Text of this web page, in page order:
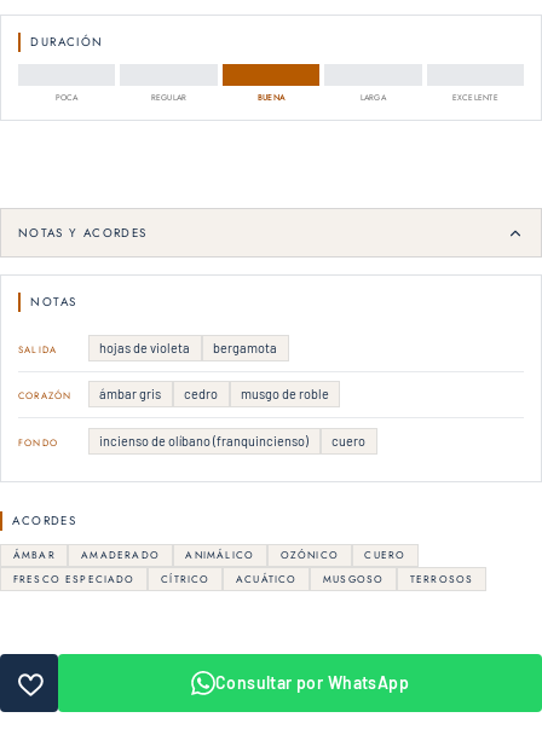
DURACIÓN
POCA REGULAR BUENA LARGA EXCELENTE
NOTAS Y ACORDES
NOTAS
SALIDA hojas de violeta bergamota
CORAZÓN ámbar gris cedro musgo de roble
FONDO incienso de olíbano (franquincienso) cuero
ACORDES
ÁMBAR AMADERADO ANIMÁLICO OZÓNICO
CUERO
FRESCO ESPECIADO
CÍTRICO ACUÁTICO MUSGOSO TERROSOS
Consultar por WhatsApp